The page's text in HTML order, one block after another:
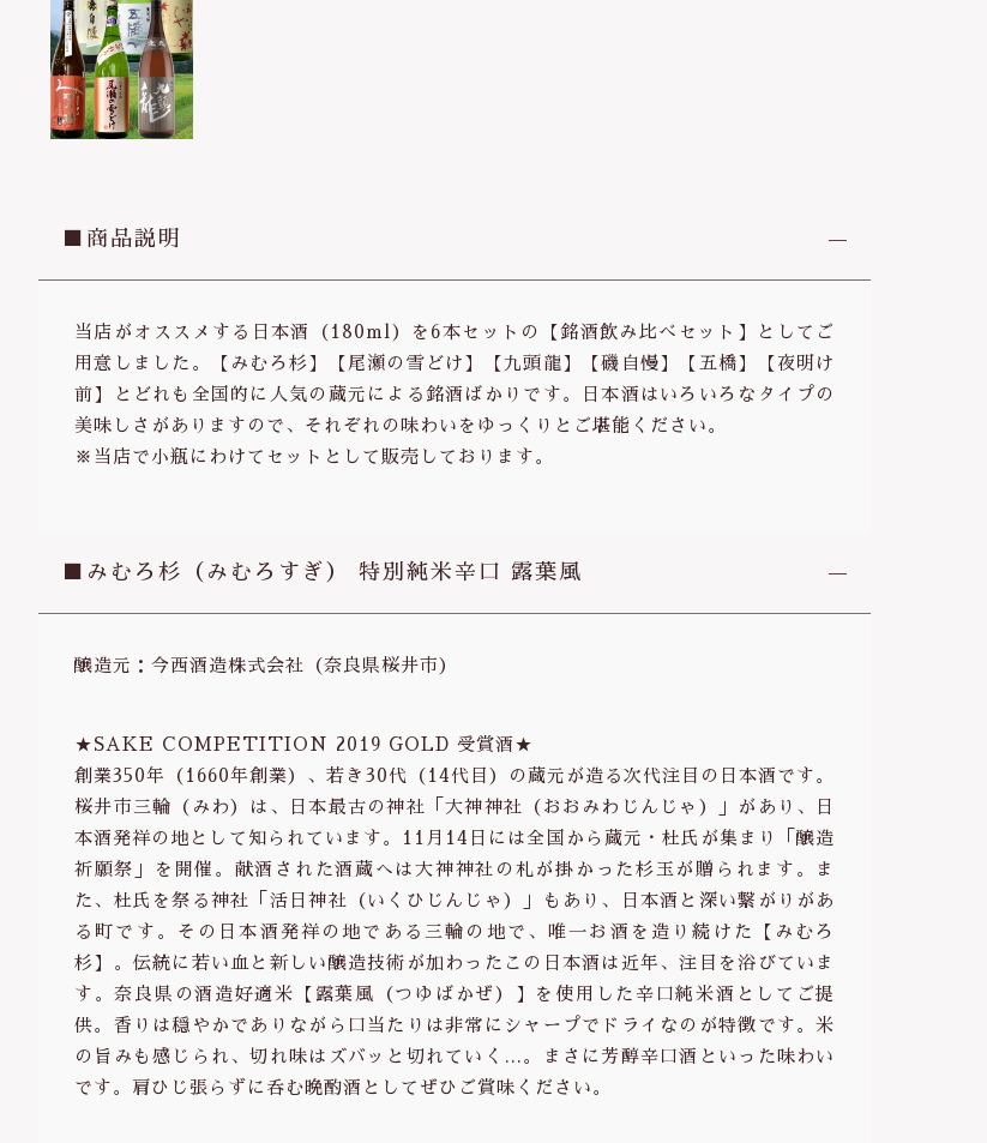
■商品説明
当店がオススメする日本酒（180ml）を6本セットの【銘酒飲み比べセット】としてご
用意しました。【みむろ杉】【尾瀬の雪どけ】【九頭龍】【磯自慢】【五橋】【夜明け
前】とどれも全国的に人気の蔵元による銘酒ばかりです。日本酒はいろいろなタイプの
美味しさがありますので、それぞれの味わいをゆっくりとご堪能ください。
※当店で小瓶にわけてセットとして販売しております。
■みむろ杉（みむろすぎ） 特別純米辛口 露葉風
醸造元：今西酒造株式会社（奈良県桜井市）
★SAKE COMPETITION 2019 GOLD 受賞酒★
創業350年（1660年創業）、若き30代（14代目）の蔵元が造る次代注目の日本酒です。
桜井市三輪（みわ）は、日本最古の神社「大神神社（おおみわじんじゃ）」があり、日
本酒発祥の地として知られています。11月14日には全国から蔵元・杜氏が集まり「醸造
祈願祭」を開催。献酒された酒蔵へは大神神社の札が掛かった杉玉が贈られます。ま
た、杜氏を祭る神社「活日神社（いくひじんじゃ）」もあり、日本酒と深い繋がりがあ
る町です。その日本酒発祥の地である三輪の地で、唯一お酒を造り続けた【みむろ
杉】。伝統に若い血と新しい醸造技術が加わったこの日本酒は近年、注目を浴びていま
す。奈良県の酒造好適米【露葉風（つゆばかぜ）】を使用した辛口純米酒としてご提
供。香りは穏やかでありながら口当たりは非常にシャープでドライなのが特徴です。米
の旨みも感じられ、切れ味はズバッと切れていく…。まさに芳醇辛口酒といった味わい
です。肩ひじ張らずに呑む晩酌酒としてぜひご賞味ください。